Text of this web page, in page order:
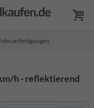
h - reflektierend